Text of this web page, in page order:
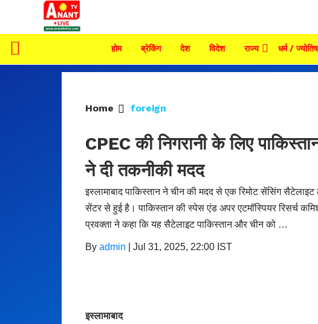
होम ब्रेकिंग देश विदेश राज्य धर्म / ज्योतिष
Home foreign
CPEC की निगरानी के लिए
ने दी तकनीकी मदद
इस्लामाबाद पाकिस्तान ने चीन की मदद से एक रिमोट सेंसिंग
सेंटर से हुई है। पाकिस्तान की स्पेस एंड अपर एटमॉस्पियर रिसर्च
प्रवक्ता ने कहा कि यह सैटेलाइट पाकिस्तान और चीन को …
By admin Jul 31, 2025, 22:00 IST
इस्लामाबाद